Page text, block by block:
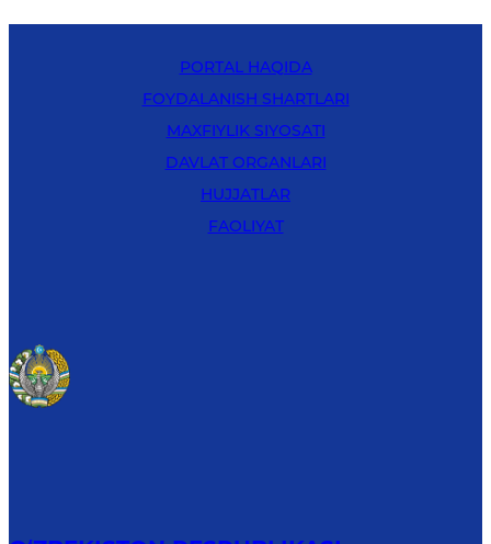
PORTAL HAQIDA
FOYDALANISH SHARTLARI
MAXFIYLIK SIYOSATI
DAVLAT ORGANLARI
HUJJATLAR
FAOLIYAT